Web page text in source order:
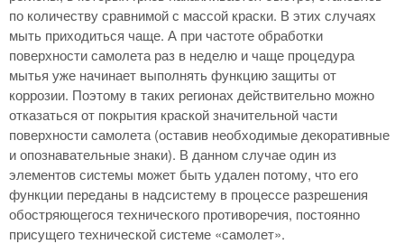
по количеству сравнимой с массой краски. В этих случаях
мыть приходиться чаще. А при частоте обработки
поверхности самолета раз в неделю и чаще процедура
мытья уже начинает выполнять функцию защиты от
коррозии. Поэтому в таких регионах действительно можно
отказаться от покрытия краской значительной части
поверхности самолета (оставив необходимые декоративные
и опознавательные знаки). В данном случае один из
элементов системы может быть удален потому, что его
функции переданы в надсистему в процессе разрешения
обостряющегося технического противоречия, постоянно
присущего технической системе «самолет».